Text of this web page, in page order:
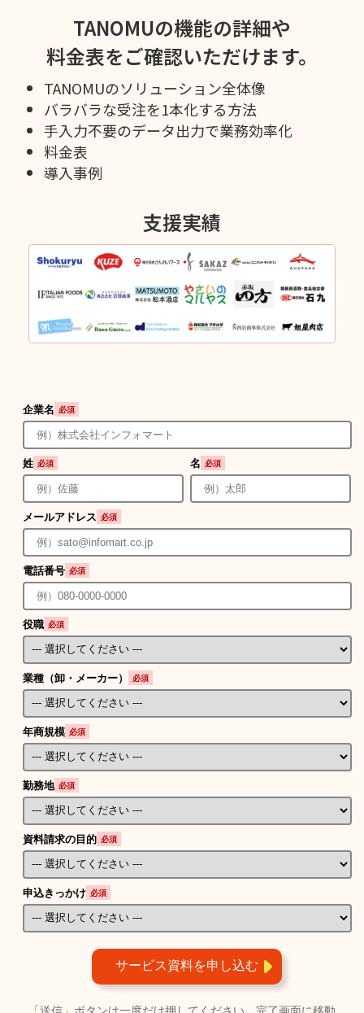
TANOMUの機能の詳細や
料金表をご確認いただけます。
TANOMUのソリューション全体像
バラバラな受注を1本化する方法
手入力不要のデータ出力で業務効率化
料金表
導入事例
支援実績